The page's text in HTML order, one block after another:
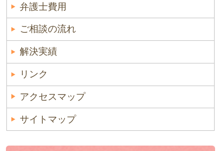
弁護士費用
ご相談の流れ
解決実績
リンク
アクセスマップ
サイトマップ